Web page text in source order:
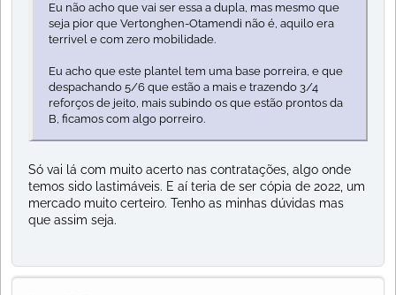
Eu não acho que vai ser essa a dupla, mas mesmo que
seja pior que Vertonghen-Otamendi não é, aquilo era
terrivel e com zero mobilidade.
Eu acho que este plantel tem uma base porreira, e que
despachando 5/6 que estão a mais e trazendo 3/4
reforços de jeito, mais subindo os que estão prontos da
B, ficamos com algo porreiro.
Só vai lá com muito acerto nas contratações, algo onde
temos sido lastimáveis. E aí teria de ser cópia de 2022, um
mercado muito certeiro. Tenho as minhas dúvidas mas
que assim seja.